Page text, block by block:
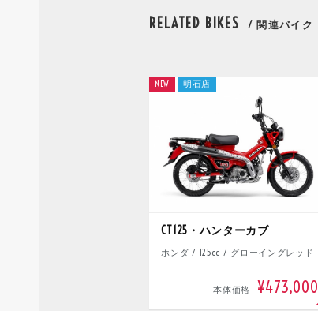
RELATED BIKES / 関連バイク
CT125・ハンターカブ
ホンダ / 125cc / グローイングレッド
本体価格 ¥473,000
NEW 明石店